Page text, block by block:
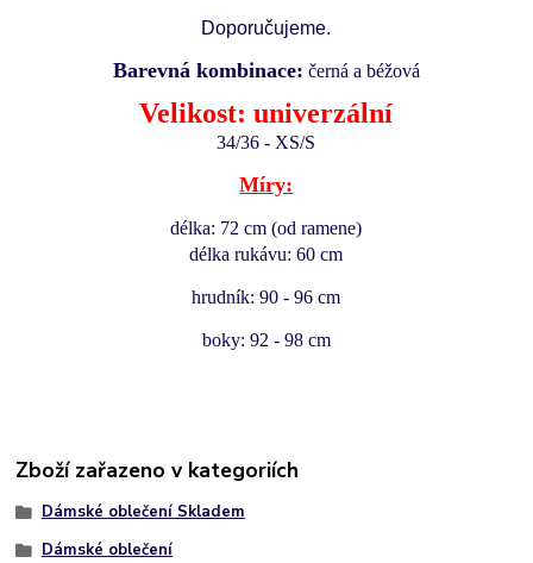
Doporučujeme.
Barevná kombinace: černá a béžová
Velikost: univerzální
34/36 - XS/S
Míry:
délka: 72 cm (od ramene)
délka rukávu: 60 cm
hrudník: 90 - 96 cm
boky: 92 - 98 cm
Zboží zařazeno v kategoriích
Dámské oblečení Skladem
Dámské oblečení